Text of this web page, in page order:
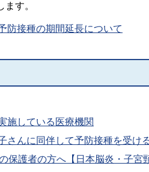
す。
防接種の期間延長について
施している医療機関
さんに同伴して予防接種を受け
保護者の方へ【日本脳炎・子宮